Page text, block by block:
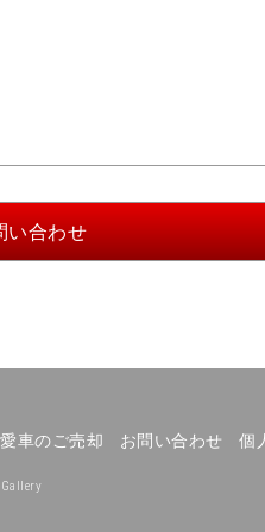
愛車のご売却 お問い合わせ 個